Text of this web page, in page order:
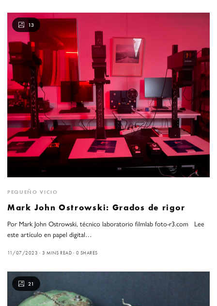
13
PEQUEÑO VICIO
Mark John Ostrowski: Grados de rigor
Por Mark John Ostrowski, técnico laboratorio filmlab foto-r3.com Lee
este artículo en papel digital…
11/07/2023 3 MINS READ 0 SHARES
21